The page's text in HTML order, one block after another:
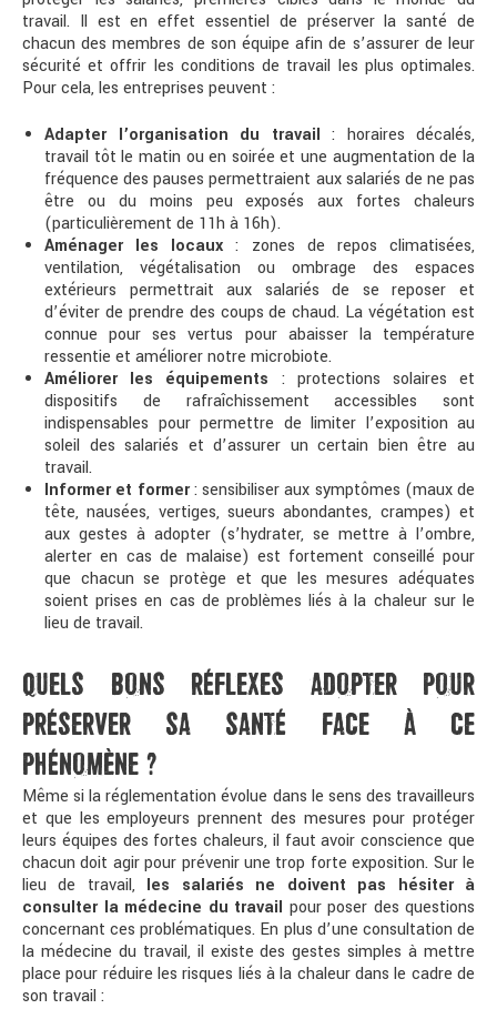
travail. Il est en effet essentiel de préserver la santé de
chacun des membres de son équipe afin de s’assurer de leur
sécurité et offrir les conditions de travail les plus optimales.
Pour cela, les entreprises peuvent :
Adapter l’organisation du travail : horaires décalés,
travail tôt le matin ou en soirée et une augmentation de la
fréquence des pauses permettraient aux salariés de ne pas
être ou du moins peu exposés aux fortes chaleurs
(particulièrement de 11h à 16h).
Aménager les locaux : zones de repos climatisées,
ventilation, végétalisation ou ombrage des espaces
extérieurs permettrait aux salariés de se reposer et
d’éviter de prendre des coups de chaud. La végétation est
connue pour ses vertus pour abaisser la température
ressentie et améliorer notre microbiote.
Améliorer les équipements : protections solaires et
dispositifs de rafraîchissement accessibles sont
indispensables pour permettre de limiter l’exposition au
soleil des salariés et d’assurer un certain bien être au
travail.
Informer et former: sensibiliser aux symptômes (maux de
tête, nausées, vertiges, sueurs abondantes, crampes) et
aux gestes à adopter (s’hydrater, se mettre à l’ombre,
alerter en cas de malaise) est fortement conseillé pour
que chacun se protège et que les mesures adéquates
soient prises en cas de problèmes liés à la chaleur sur le
lieu de travail.
QUELS BONS RÉFLEXES ADOPTER POUR
PRÉSERVER SA SANTÉ FACE À CE
PHÉNOMÈNE ?
Même si la réglementation évolue dans le sens des travailleurs
et que les employeurs prennent des mesures pour protéger
leurs équipes des fortes chaleurs, il faut avoir conscience que
chacun doit agir pour prévenir une trop forte exposition. Sur le
lieu de travail, les salariés ne doivent pas hésiter à
consulter la médecine du travail pour poser des questions
concernant ces problématiques. En plus d’une consultation de
la médecine du travail, il existe des gestes simples à mettre
place pour réduire les risques liés à la chaleur dans le cadre de
son travail :